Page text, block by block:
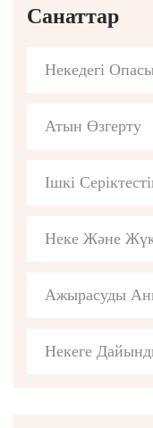
Санаттар
Некедегі
Атын Өзгерту
Ішкі
Неке Және
Ажырасуды
Некеге